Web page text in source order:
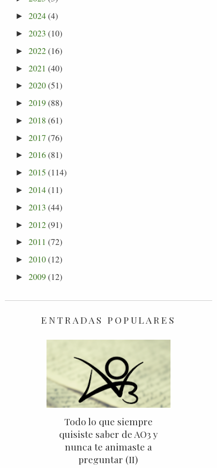
►2024(4)
►2023 (10)
►2022(16)
►2021 (40)
►2020(51)
►2019 (88)
►2018 (61)
►2017 (76)
►2016(81)
►2015 (114)
►2014(11)
►2013 (44)
►2012(91)
►2011 (72)
►2010(12)
►2009 (12)
ENTRADAS POPULARES
Todo lo que siempre
quisiste saber de AO3 y
nunca te animaste a
preguntar (II)